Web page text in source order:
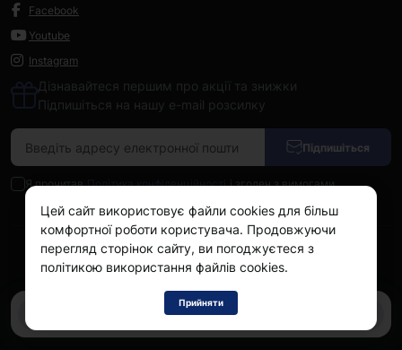
0
Facebook
Youtube
Instagram
Дізнавайтеся першим про акції та знижки
Підпишіться на нашу e-mail розсилку
Підпишіться
Я прочитав Політика конфіденційності і згоден з вимогами
Kokos.com.ua © 2026
Цей сайт використовує файли cookies для більш
комфортної роботи користувача. Продовжуючи
перегляд сторінок сайту, ви погоджуєтеся з
політикою використання файлів cookies.
Прийняти